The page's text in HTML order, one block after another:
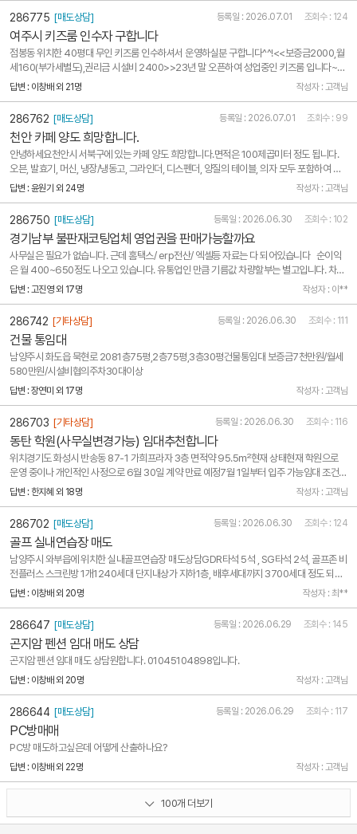
286775 [매도상담] 등록일 : 2026.07.01 조회수 : 124
여주시 키즈룸 인수자 구합니다
점봉동 위치한 40평대 무인 키즈룸 인수하셔서 운영하실분 구합니다^^!<<보증금2000,월
세160(부가세별도),권리금 시설비 2400>>23년 말 오픈하여 성업중인 키즈룸 입니다~체
인점이지만 로얄티나 부가적인 비용은 없습니다! 체인점 전국 점주님들과 대표,운영진이 정
밴드를 통하거나..
답변 : 이창배 외 21명 작성자 : 고객님
286762 [매도상담] 등록일 : 2026.07.01 조회수 : 99
천안 카페 양도 희망합니다.
안녕하세요천안시 서북구에 있는 카페 양도 희망합니다.면적은 100제곱미터 정도 됩니다.
오븐, 발효기, 머신, 냉장/냉동고, 그라인더, 디스펜더, 양질의 테이블, 의자 모두 포함하여 양
도 희망합니다.현재 월세는 80 / 1,500입니다.6개월 평균 매출은 900 만원입니다. 주1회
답변 : 윤원기 외 24명 작성자 : 고객님
286750 [매도상담] 등록일 : 2026.06.30 조회수 : 102
경기남부 불판재코팅업체 영업권을 판매가능할까요
사무실은 필요가 없습니다. 근데 홈택스/ erp전산/ 엑셀등 자료는 다 되어있습니다 순이익
은 월 400~650정도 나오고 있습니다. 유통업인 만큼 기름값 차량할부는 별고입니다. 차량
는 개인의 문제이고 기름은 디젤기준 월 50만 정도 하고 있습니다. 판매가 가능할까요?? 점
답변 : 고진영 외 17명 작성자 : 이**
286742 [기타상담] 등록일 : 2026.06.30 조회수 : 111
건물 통임대
남양주시 화도읍 묵현로 2081층75평,2층75평,3층30평건물통임대 보증금7천만원/월세
580만원/시설비협의주차30대이상
답변 : 장연미 외 17명 작성자 : 고객님
286703 [기타상담] 등록일 : 2026.06.30 조회수 : 116
동탄 학원(사무실변경가능) 임대추천합니다
위치경기도 화성시 반송동 87-1 가희프라자 3층 면적약 95.5㎡현재 상태현재 학원으로
운영 중이나 개인적인 사정으로 6월 30일 계약 만료 예정7월 1일부터 입주 가능임대 조건보
증금 / 월세2000 / 120또는 1000 / 130 (첫 3개월 월100)시설 및 특징* 강의실 여러 개 구
답변 : 한지혜 외 18명 작성자 : 고객님
286702 [매도상담] 등록일 : 2026.06.30 조회수 : 124
골프 실내연습장 매도
남양주시 와부읍에 위치한 실내골프연습장 매도상담GDR타석 5석 , SG타석 2석, 골프존 비
전플러스 스크린방 1개1240세대 단지내상가 지하1층, 배후세대까지 3700세대 정도 되고
요전용면적은 약363제곱미터 정도 됩니다.시설과 사업자 포함한 상가의 포괄양도양수를 원
답변 : 이창배 외 20명 작성자 : 최**
286647 [매도상담] 등록일 : 2026.06.29 조회수 : 145
곤지암 펜션 임대 매도 상담
곤지암 펜션 임대 매도 상담원합니다. 01045104898입니다.
답변 : 이창배 외 20명 작성자 : 고객님
286644 [매도상담] 등록일 : 2026.06.29 조회수 : 117
PC방매매
PC방 매도하고싶은데 어떻게 산출하나요?
답변 : 이창배 외 22명 작성자 : 고객님
100개 더보기